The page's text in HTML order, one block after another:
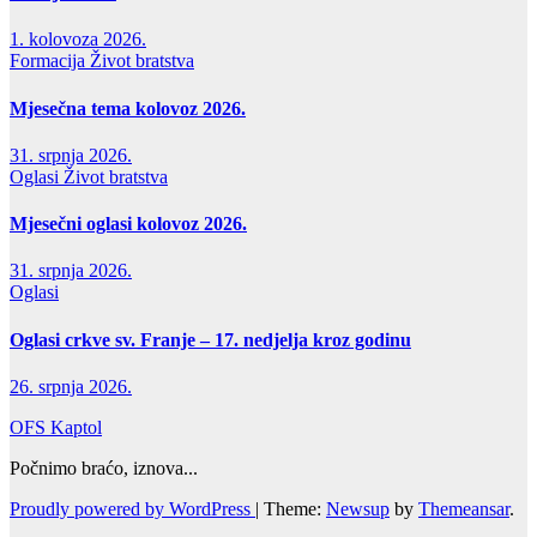
1. kolovoza 2026.
Formacija Život bratstva
Mjesečna tema kolovoz 2026.
31. srpnja 2026.
Oglasi Život bratstva
Mjesečni oglasi kolovoz 2026.
31. srpnja 2026.
Oglasi
Oglasi crkve sv. Franje – 17. nedjelja kroz godinu
26. srpnja 2026.
OFS Kaptol
Počnimo braćo, iznova...
Proudly powered by WordPress | Theme: Newsup by Themeansar.